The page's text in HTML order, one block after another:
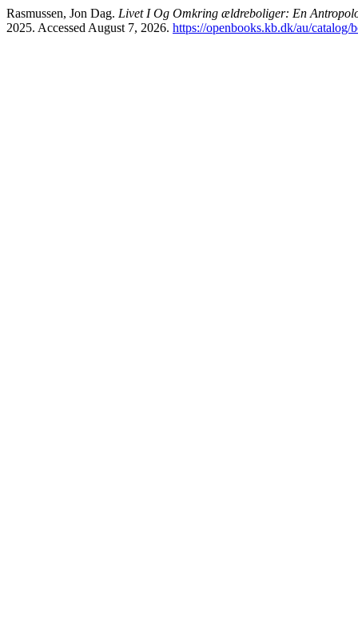
Rasmussen, Jon Dag. Livet I Og Omkring ældreboliger: En
2025. Accessed August 7, 2026. https://openbooks.kb.dk/au/catalog/